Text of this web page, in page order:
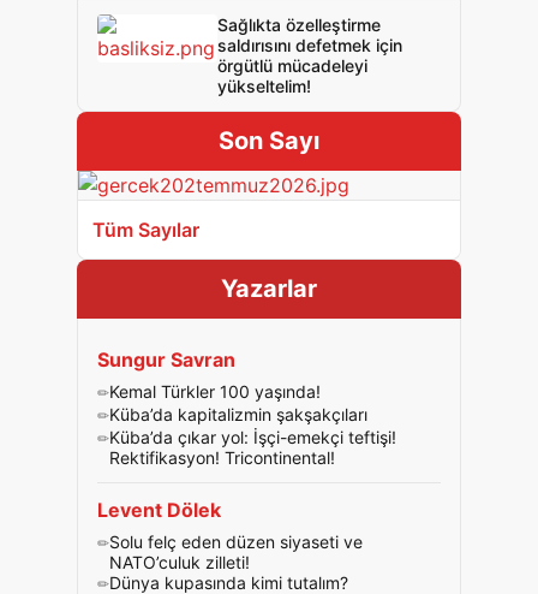
Sağlıkta özelleştirme
saldırısını defetmek için
örgütlü mücadeleyi
yükseltelim!
Son Sayı
Tüm Sayılar
Yazarlar
Sungur Savran
Kemal Türkler 100 yaşında!
Küba’da kapitalizmin şakşakçıları
Küba’da çıkar yol: İşçi-emekçi teftişi!
Rektifikasyon! Tricontinental!
Levent Dölek
Solu felç eden düzen siyaseti ve
NATO’culuk zilleti!
Dünya kupasında kimi tutalım?